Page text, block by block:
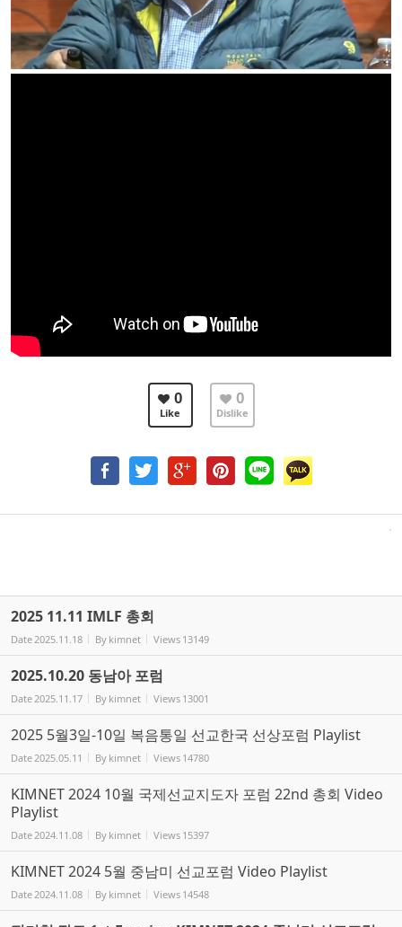
0
Like
0
Dislike
2025 11.11 IMLF 총회
Date2025.11.18 By kimnet Views 13149
2025.10.20 동남아 포럼
Date2025.11.17 By kimnet Views 13001
2025 5월3일-10일 복음통일 선교한국 선상포럼 Playlist
Date2025.05.11 By kimnet Views 14780
KIMNET 2024 10월 국제선교지도자 포럼 22nd 총회 Video
Playlist
Date2024.11.08 By kimnet Views 15397
KIMNET 2024 5월 중남미 선교포럼 Video Playlist
Date2024.11.08 By kimnet Views 14548